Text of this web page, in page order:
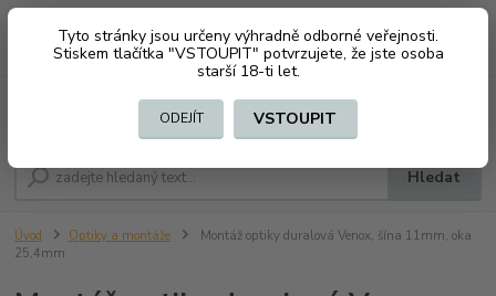
Tyto stránky jsou určeny výhradně odborné veřejnosti.
Stiskem tlačítka "VSTOUPIT" potvrzujete, že jste osoba
starší 18-ti let.
ODEJÍT VSTOUPIT
CZK
Hledat
+420 603794370 za0 Kč
Úvod Optiky a montáže
Montáž optiky duralová Venox, šína 11mm, oka
25,4mm